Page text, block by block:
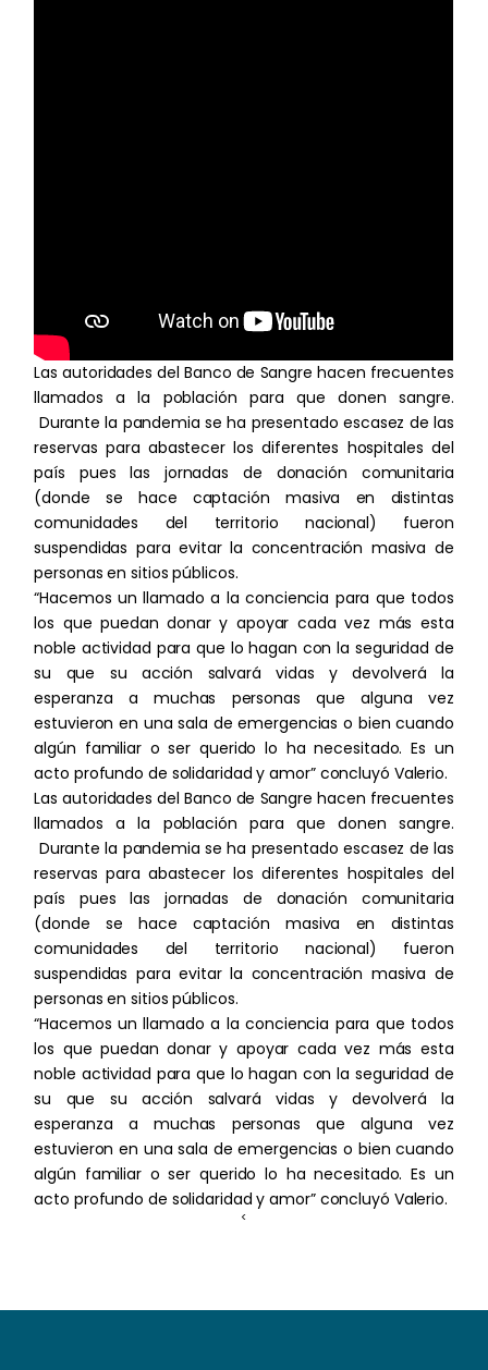
Las autoridades del Banco de Sangre hacen frecuentes
llamados a la población para que donen sangre.
Durante la pandemia se ha presentado escasez de las
reservas para abastecer los diferentes hospitales del
país pues las jornadas de donación comunitaria
(donde se hace captación masiva en distintas
comunidades del territorio nacional) fueron
suspendidas para evitar la concentración masiva de
personas en sitios públicos.
“Hacemos un llamado a la conciencia para que todos
los que puedan donar y apoyar cada vez más esta
noble actividad para que lo hagan con la seguridad de
su que su acción salvará vidas y devolverá la
esperanza a muchas personas que alguna vez
estuvieron en una sala de emergencias o bien cuando
algún familiar o ser querido lo ha necesitado. Es un
acto profundo de solidaridad y amor” concluyó Valerio.
Las autoridades del Banco de Sangre hacen frecuentes
llamados a la población para que donen sangre.
Durante la pandemia se ha presentado escasez de las
reservas para abastecer los diferentes hospitales del
país pues las jornadas de donación comunitaria
(donde se hace captación masiva en distintas
comunidades del territorio nacional) fueron
suspendidas para evitar la concentración masiva de
personas en sitios públicos.
“Hacemos un llamado a la conciencia para que todos
los que puedan donar y apoyar cada vez más esta
noble actividad para que lo hagan con la seguridad de
su que su acción salvará vidas y devolverá la
esperanza a muchas personas que alguna vez
estuvieron en una sala de emergencias o bien cuando
algún familiar o ser querido lo ha necesitado. Es un
acto profundo de solidaridad y amor” concluyó Valerio.
<